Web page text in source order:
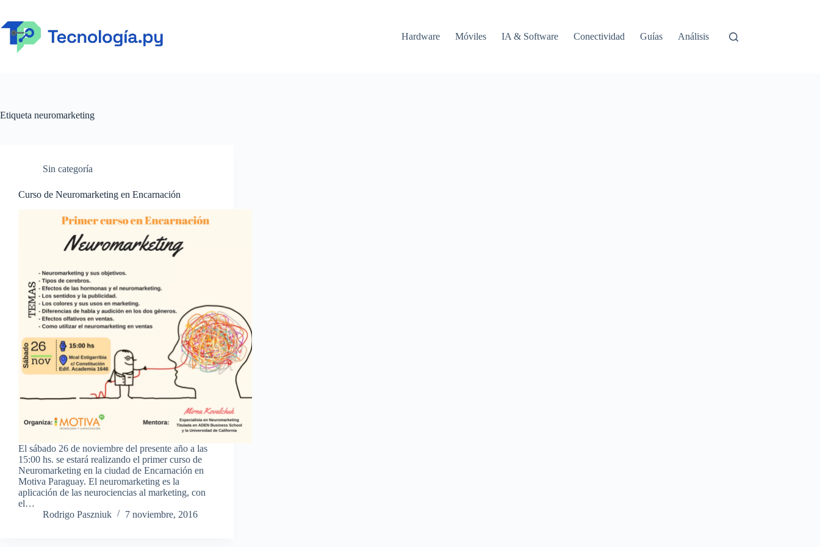
contenido
Hardware
Móviles IA & Software Conectividad Guías Análisis
Etiqueta neuromarketing
Sin categoría
Curso de Neuromarketing en Encarnación
El sábado 26 de noviembre del presente año a las
15:00 hs. se estará realizando el primer curso de
Neuromarketing en la ciudad de Encarnación en
Motiva Paraguay. El neuromarketing es la
aplicación de las neurociencias al marketing, con
el…
Rodrigo Paszniuk
7 noviembre, 2016